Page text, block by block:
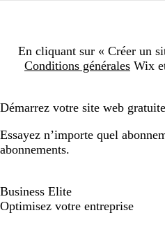
En cliquant sur « Créer un
Conditions générales Wix
Démarrez votre site web
Essayez n’importe quel
abonnements.
Business Elite
Optimisez votre entreprise